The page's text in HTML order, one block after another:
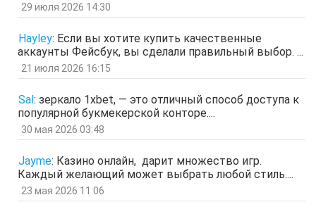
ащрд
отв. цит.
Гость
ыЩЧЭ
отв. цит.
Гость
ЗОл
отв. цит.
Гость 5 мар 2026, 12:20
оЭЬЧ
SPPS 2 мар 2026, 16:19
29 июля 2026 14:30
Hayley: Если вы хотите купить качественные
аккаунты Фейсбук, вы сделали правильный выбор. ...
21 июля 2026 16:15
Sal: зеркало 1xbet, — это отличный способ доступа к
популярной букмекерской конторе....
30 мая 2026 03:48
Jayme: Казино онлайн, дарит множество игр.
Каждый желающий может выбрать любой стиль....
23 мая 2026 11:06